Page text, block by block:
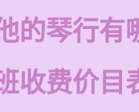
的琴行有
收费价目